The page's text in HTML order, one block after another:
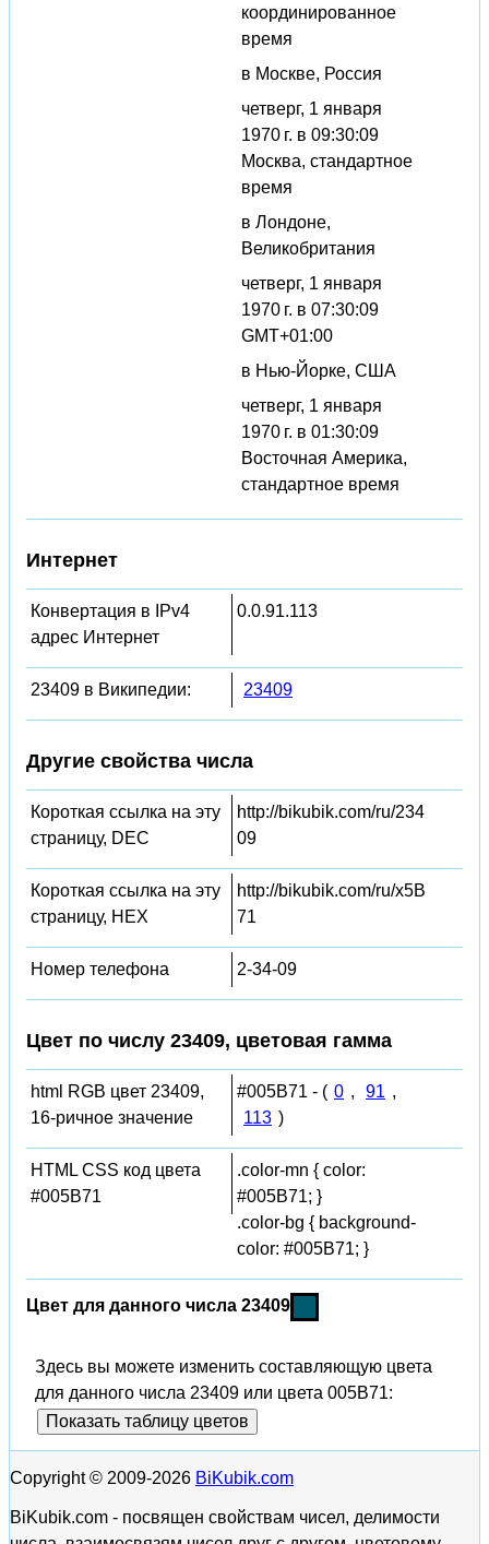
координированное
время
в Москве, Россия
четверг, 1 января
1970 г. в 09:30:09
Москва, стандартное
время
в Лондоне,
Великобритания
четверг, 1 января
1970 г. в 07:30:09
GMT+01:00
в Нью-Йорке, США
четверг, 1 января
1970 г. в 01:30:09
Восточная Америка,
стандартное время
Интернет
Конвертация в IPv4
адрес Интернет
0.0.91.113
23409 в Википедии: 23409
Другие свойства числа
Короткая ссылка на эту
страницу, DEC
http://bikubik.com/ru/234
09
Короткая ссылка на эту
страницу, HEX
http://bikubik.com/ru/x5B
71
Номер телефона 2-34-09
Цвет по числу 23409, цветовая гамма
html RGB цвет 23409,
16-ричное значение
#005B71 - ( 0 , 91 ,
113 )
HTML CSS код цвета
#005B71
.color-mn { color:
#005B71; }
.color-bg { background-
color: #005B71; }
Цвет для данного числа 23409
Здесь вы можете изменить составляющую цвета
для данного числа 23409 или цвета 005B71:
Показать таблицу цветов
Copyright © 2009-2026 BiKubik.com
BiKubik.com - посвящен свойствам чисел, делимости